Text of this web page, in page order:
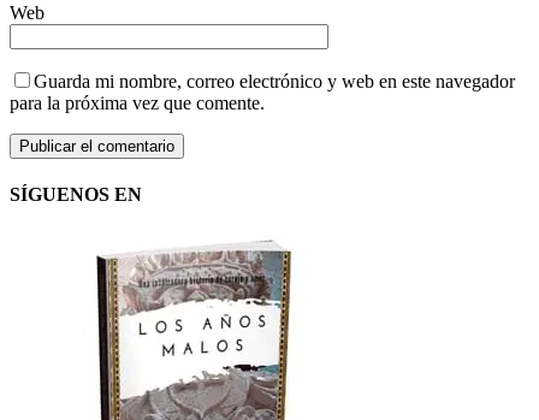
Web
Guarda mi nombre, correo electrónico y web en este navegador
para la próxima vez que comente.
SÍGUENOS EN